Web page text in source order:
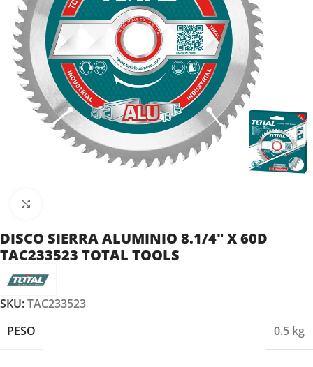
DISCO SIERRA ALUMINIO 8.1/4″ X 60D
TAC233523 TOTAL TOOLS
SKU:TAC233523
PESO
0.5 kg